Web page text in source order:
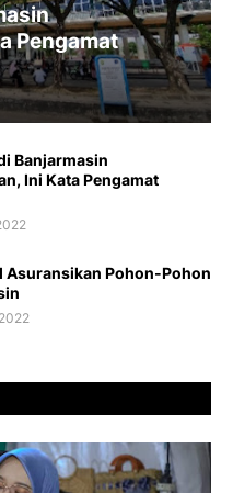
Pengamat
Banjarmasin
Ini Kata Pengamat
Asuransikan Pohon-Pohon